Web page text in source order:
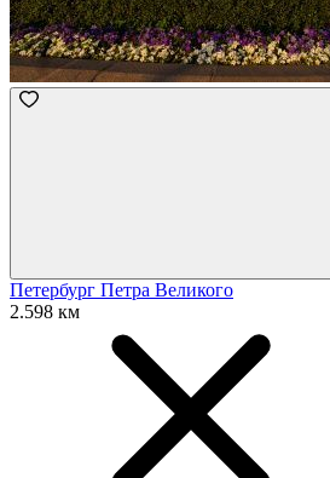
Петербург Петра Великого
2.598 км